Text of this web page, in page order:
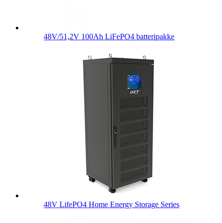
48V/51,2V 100Ah LiFePO4 batteripakke
48V LifePO4 Home Energy Storage Series